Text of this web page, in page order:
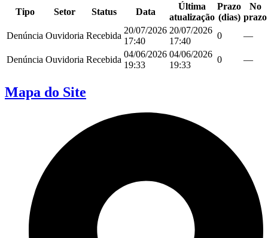
Tipo Setor Status Data
Última
atualização
Prazo
(dias)
No
prazo
Denúncia Ouvidoria Recebida
20/07/2026
17:40
20/07/2026
17:40
0 —
Denúncia Ouvidoria Recebida
04/06/2026
19:33
04/06/2026
19:33
0 —
Mapa do Site